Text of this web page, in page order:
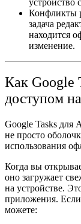
Конфликты
задача
находится
изменение.
Как Google
доступом
Google Tasks для
не просто
использования
Когда вы
оно загружает
на устройстве.
приложения. Если
можете: